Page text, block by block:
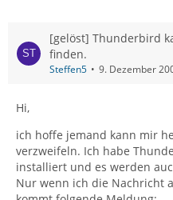
[gelöst] Thunderbird
finden.
Steffen5 9. Dezember
Hi,
ich hoffe jemand kann mir
verzweifeln. Ich habe
installiert und es werden
Nur wenn ich die Nachricht